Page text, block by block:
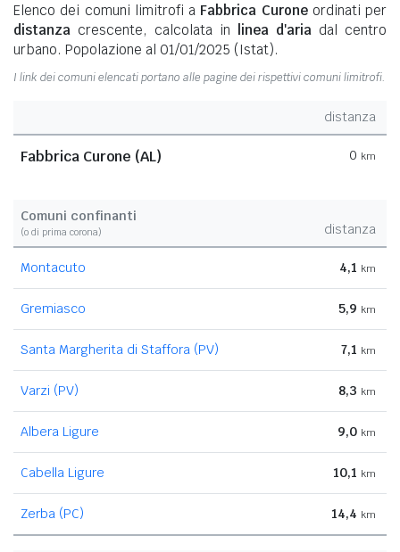
Elenco dei comuni limitrofi a Fabbrica Curoneordinati per
distanza crescente, calcolata in linea d'aria dal centro
urbano. Popolazione al 01/01/2025 (Istat).
I link dei comuni elencati portano alle pagine dei rispettivi comuni limitrofi.
distanza
Fabbrica Curone (AL) 0 km
Comuni confinanti
(o di prima corona) distanza
Montacuto 4,1 km
Gremiasco 5,9 km
Santa Margherita di Staffora (PV) 7,1 km
Varzi (PV) 8,3 km
Albera Ligure 9,0 km
Cabella Ligure 10,1 km
Zerba (PC) 14,4 km